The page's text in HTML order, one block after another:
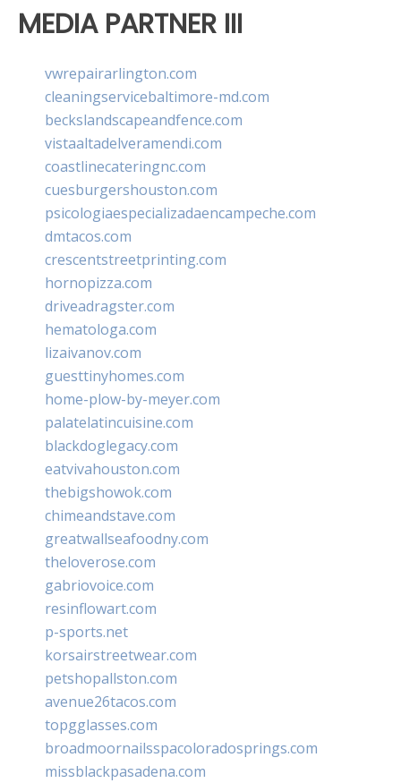
MEDIA PARTNER III
vwrepairarlington.com
cleaningservicebaltimore-md.com
beckslandscapeandfence.com
vistaaltadelveramendi.com
coastlinecateringnc.com
cuesburgershouston.com
psicologiaespecializadaencampeche.com
dmtacos.com
crescentstreetprinting.com
hornopizza.com
driveadragster.com
hematologa.com
lizaivanov.com
guesttinyhomes.com
home-plow-by-meyer.com
palatelatincuisine.com
blackdoglegacy.com
eatvivahouston.com
thebigshowok.com
chimeandstave.com
greatwallseafoodny.com
theloverose.com
gabriovoice.com
resinflowart.com
p-sports.net
korsairstreetwear.com
petshopallston.com
avenue26tacos.com
topgglasses.com
broadmoornailsspacoloradosprings.com
missblackpasadena.com